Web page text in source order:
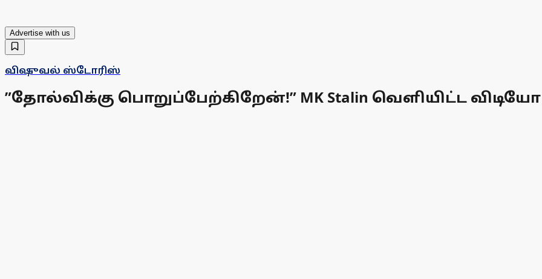
Advertise with us
விஷுவல் ஸ்டோரிஸ்
”தோல்விக்கு பொறுப்பேற்கிறேன்!” MK Stalin வெளியிட்ட விடியோ